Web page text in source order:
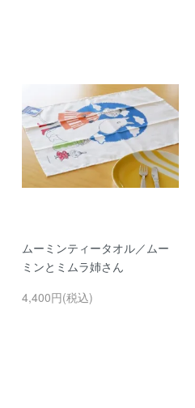
ムーミンティータオル／ムー
ミンとミムラ姉さん
4,400円(税込)